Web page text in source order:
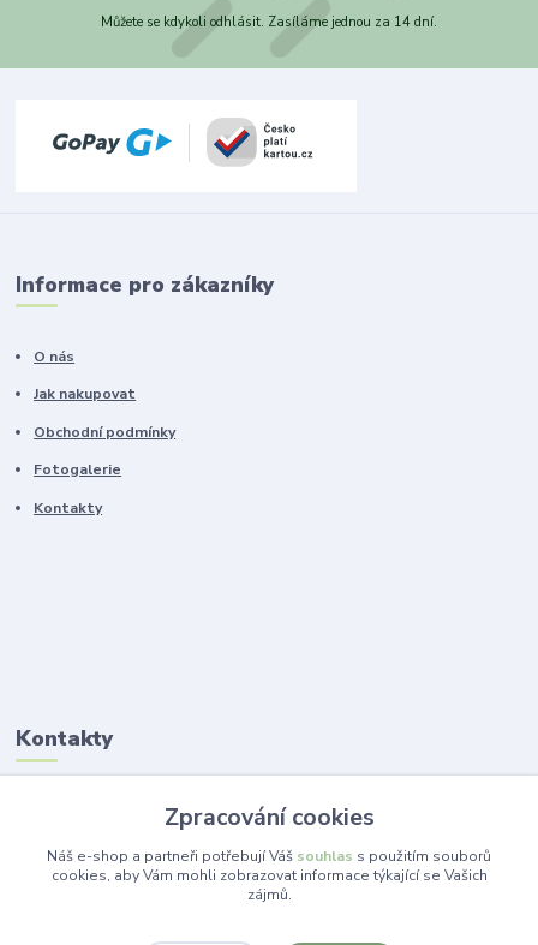
Můžete se kdykoli odhlásit. Zasíláme jednou za 14 dní.
Informace pro zákazníky
O nás
Jak nakupovat
Obchodní podmínky
Fotogalerie
Kontakty
Kontakty
(Po-Pá, 14 -19 hod.)
Zpracování cookies
Náš e-shop a partneři potřebují Váš souhlas s použitím souborů
cookies, aby Vám mohli zobrazovat informace týkající se Vašich
zájmů.